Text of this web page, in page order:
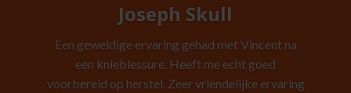
Joseph Skull
Een geweldige ervaring gehad met Vincent na
een knieblessure. Heeft me echt goed
voorbereid op herstel. Zeer vriendelijke ervaring